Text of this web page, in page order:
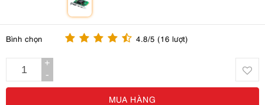
Bình chọn 4.8/5 (16 lượt)
+
-
MUA HÀNG